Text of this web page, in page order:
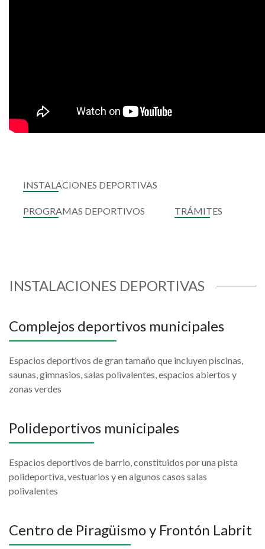
INSTALACIONES DEPORTIVAS
PROGRAMAS DEPORTIVOS TRÁMITES
INSTALACIONES DEPORTIVAS
Complejos deportivos municipales
Espacios deportivos de gran tamaño que incluyen piscinas,
saunas, gimnasios, salas polivalentes, espacios abiertos y
zonas verdes
Polideportivos municipales
Espacios deportivos de barrio, constituidos por una pista
polideportiva, vestuarios y en algunos casos salas
polivalentes
Centro de Piragüismo y Frontón Labrit